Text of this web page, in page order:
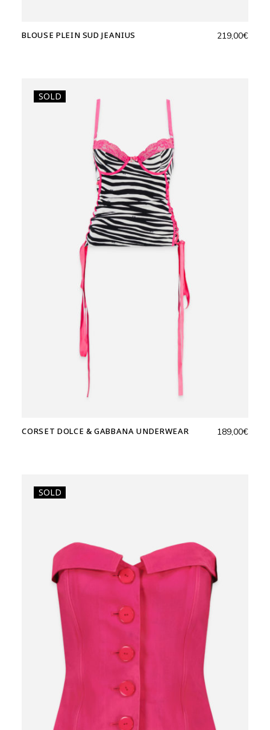
BLOUSE PLEIN SUD JEANIUS 219,00€
SOLD
CORSET DOLCE & GABBANA UNDERWEAR 189,00€
SOLD